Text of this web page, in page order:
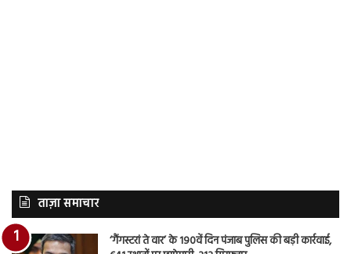
ताज़ा समाचार
‘गैंगस्टरां ते वार’ के 190वें दिन पंजाब पुलिस की बड़ी कार्रवाई,